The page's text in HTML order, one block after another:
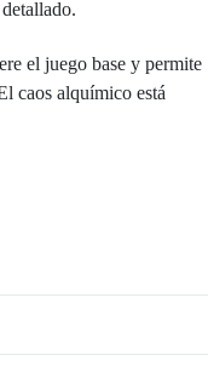
el juego base y permite
caos alquímico está